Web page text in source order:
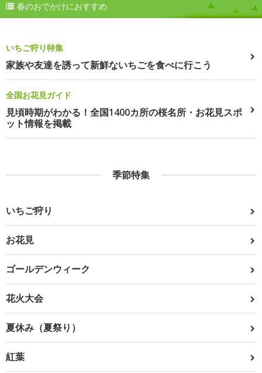
春のおでかけにおすすめ
いちご狩り特集
家族や友達を誘って新鮮ないちごを食べに行こう
全国お花見ガイド
見頃時期がわかる！全国1400カ所の桜名所・お花見スポ
ット情報を掲載
季節特集
いちご狩り
お花見
ゴールデンウィーク
花火大会
夏休み（夏祭り）
紅葉